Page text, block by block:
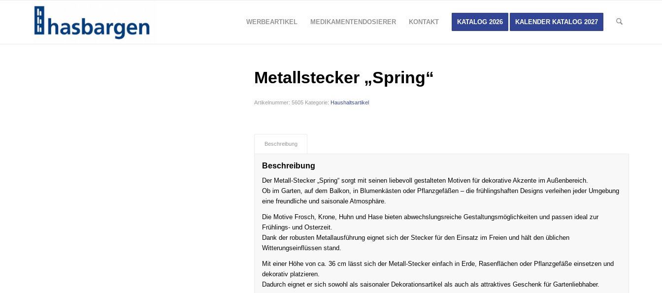
WERBEARTIKEL MEDIKAMENTENDOSIERER KONTAKT KATALOG 2026 KALENDER KATALOG 2027
Metallstecker „Spring“
Artikelnummer:5605 Kategorie: Haushaltsartikel
Beschreibung
Beschreibung
Der Metall-Stecker „Spring“ sorgt mit seinen liebevoll gestalteten Motiven für dekorative Akzente im Außenbereich.
Ob im Garten, auf dem Balkon, in Blumenkästen oder Pflanzgefäßen – die frühlingshaften Designs verleihen jeder Umgebung
eine freundliche und saisonale Atmosphäre.
Die Motive Frosch, Krone, Huhn und Hase bieten abwechslungsreiche Gestaltungsmöglichkeiten und passen ideal zur
Frühlings- und Osterzeit.
Dank der robusten Metallausführung eignet sich der Stecker für den Einsatz im Freien und hält den üblichen
Witterungseinflüssen stand.
Mit einer Höhe von ca. 36 cm lässt sich der Metall-Stecker einfach in Erde, Rasenflächen oder Pflanzgefäße einsetzen und
dekorativ platzieren.
Dadurch eignet er sich sowohl als saisonaler Dekorationsartikel als auch als attraktives Geschenk für Gartenliebhaber.